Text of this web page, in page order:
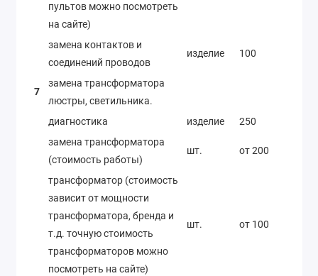
пультов можно посмотреть
на сайте)
замена контактов и
соединений проводов
изделие 100
7
замена трансформатора
люстры, светильника.
диагностика
изделие
250
замена трансформатора
(стоимость работы)
шт. от 200
трансформатор (стоимость
зависит от мощности
трансформатора, бренда и
т.д. точную стоимость
трансформаторов можно
посмотреть на сайте)
шт. от 100